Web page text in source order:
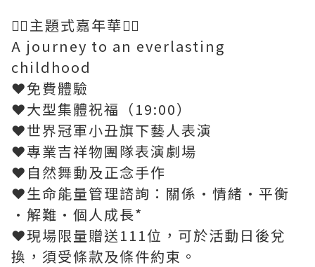
❤️‍🔥主題式嘉年華❤️‍🔥
A journey to an everlasting
childhood
❤️免費體驗
❤️大型集體祝福（19:00）
❤️世界冠軍小丑旗下藝人表演
❤️專業吉祥物團隊表演劇場
❤️自然舞動及正念手作
❤️生命能量管理諮詢：關係·情緒·平衡
·解難·個人成長*
❤️現場限量贈送111位，可於活動日後兌
換，須受條款及條件約束。